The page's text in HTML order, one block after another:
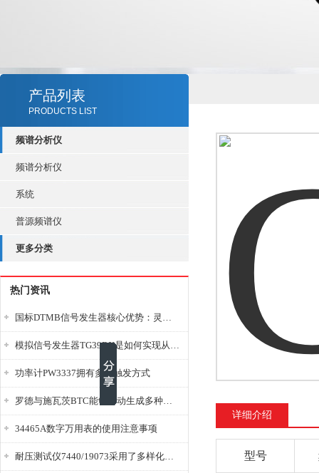
产品列表
PRODUCTS LIST
频谱分析仪
频谱分析仪
系统
普源频谱仪
更多分类
热门资讯
国标DTMB信号发生器核心优势：灵活性与准确性的结合
模拟信号发生器TG39BX是如何实现从直流到交流的波形转换?
功率计PW3337拥有多种触发方式
罗德与施瓦茨BTC能够自动生成多种音视频信号
34465A数字万用表的使用注意事项
耐压测试仪7440/19073采用了多样化的功能设计
详细介绍
型号